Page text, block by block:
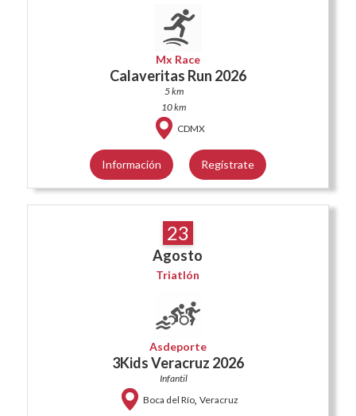
Mx Race
Calaveritas Run 2026
5 km
10 km
CDMX
Información Regístrate
23
Agosto
Triatlón
Asdeporte
3Kids Veracruz 2026
Infantil
Boca del Río, Veracruz